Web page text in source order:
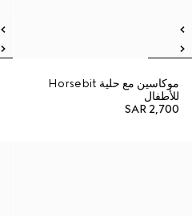
موكاسين مع حلية Horsebit
للأطفال
SAR 2,700